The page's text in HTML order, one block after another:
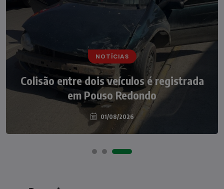
NOTÍCIAS
Colisão entre dois veículos é registrada
em Pouso Redondo
01/08/2026
NOTÍCIAS
Irmãos de 7 e 14 anos morrem
atropelados na BR-470 em Pouso
Redondo
04/08/2026